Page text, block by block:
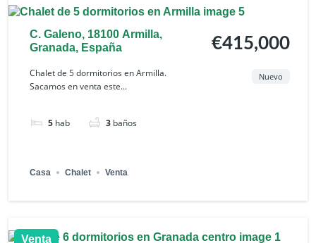
C. Galeno, 18100 Armilla,
Granada, España
Chalet de 5 dormitorios en Armilla.
Sacamos en venta este...
5 hab 3 baños
€415,000
Nuevo
Casa Chalet Venta
Venta